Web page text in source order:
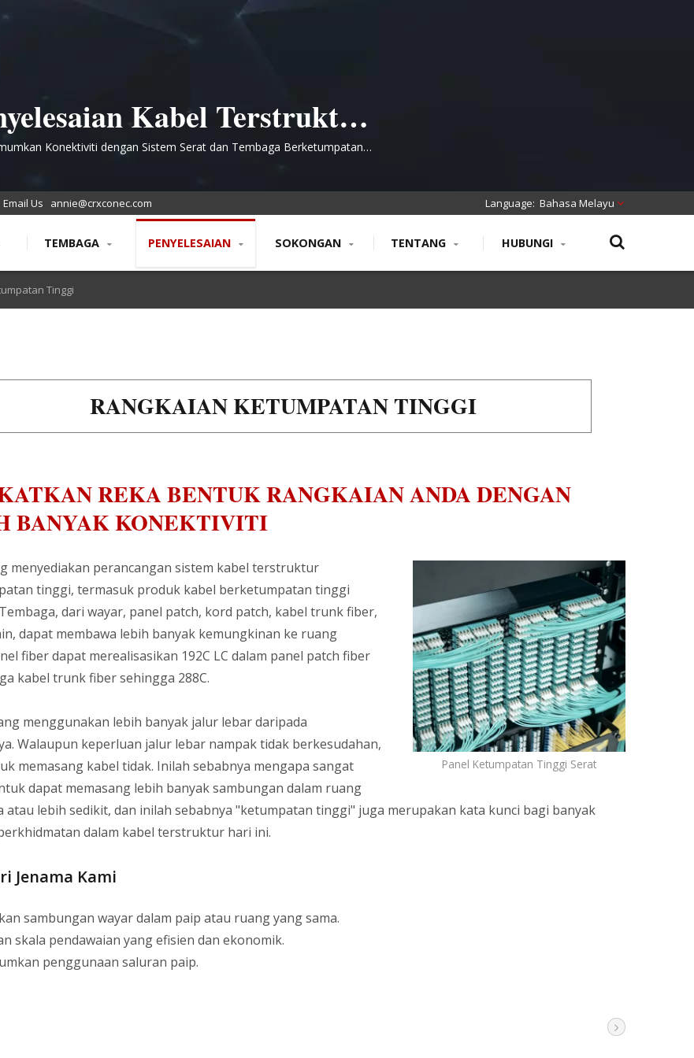
Kabel Terstruktur
Tinggi untuk
yang Terhad Ruang
Konektiviti dengan Sistem Serat dan Tembaga Berketumpatan
Email Us annie@crxconec.com Bahasa Melayu
TEMBAGA PENYELESAIAN SOKONGAN TENTANG HUBUNGI
Tinggi
RANGKAIAN KETUMPATAN TINGGI
REKA BENTUK RANGKAIAN ANDA DENGAN
BANYAK KONEKTIVITI
Panel Ketumpatan Tinggi Serat
menyediakan perancangan sistem kabel terstruktur
tinggi, termasuk produk kabel berketumpatan tinggi
dari wayar, panel patch, kord patch, kabel trunk fiber,
dapat membawa lebih banyak kemungkinan ke ruang
fiber dapat merealisasikan 192C LC dalam panel patch fiber
kabel trunk fiber sehingga 288C.
menggunakan lebih banyak jalur lebar daripada
Walaupun keperluan jalur lebar nampak tidak berkesudahan,
memasang kabel tidak. Inilah sebabnya mengapa sangat
dapat memasang lebih banyak sambungan dalam ruang
atau lebih sedikit, dan inilah sebabnya "ketumpatan tinggi" juga merupakan kata kunci bagi banyak
dalam kabel terstruktur hari ini.
Jenama Kami
sambungan wayar dalam paip atau ruang yang sama.
skala pendawaian yang efisien dan ekonomik.
penggunaan saluran paip.